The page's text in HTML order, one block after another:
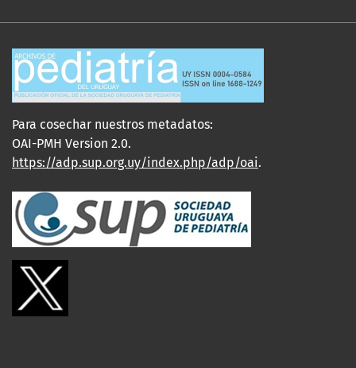
Para cosechar nuestros metadatos:
OAI-PMH Version 2.0.
https://adp.sup.org.uy/index.php/adp/oai.